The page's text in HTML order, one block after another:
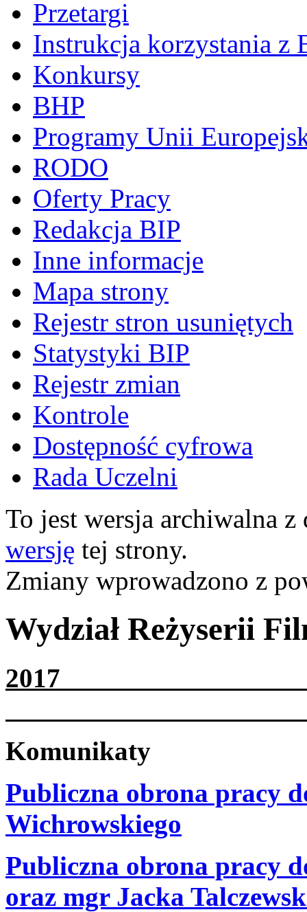
Przetargi
Instrukcja korzystania z
Konkursy
BHP
Programy Unii
RODO
Oferty Pracy
Redakcja BIP
Inne informacje
Mapa strony
Rejestr stron usuniętych
Statystyki BIP
Rejestr zmian
Kontrole
Dostępność cyfrowa
Rada Uczelni
To jest wersja archiwalna
wersję tej strony.
Zmiany wprowadzono z
Wydział Reżyserii
Komunikaty
Publiczna obrona pracy
Wichrowskiego
Publiczna obrona pracy
oraz mgr Jacka